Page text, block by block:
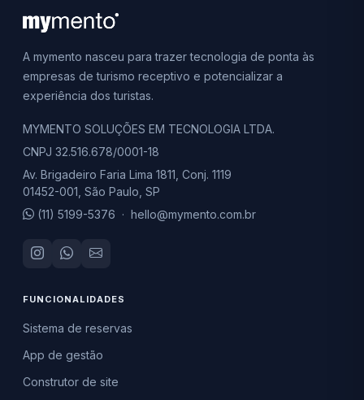
A mymento nasceu para trazer tecnologia de ponta às
empresas de turismo receptivo e potencializar a
experiência dos turistas.
MYMENTO SOLUÇÕES EM TECNOLOGIA LTDA.
CNPJ 32.516.678/0001-18
Av. Brigadeiro Faria Lima 1811, Conj. 1119
01452-001, São Paulo, SP
(11) 5199-5376 · hello@mymento.com.br
FUNCIONALIDADES
Sistema de reservas
App de gestão
Construtor de site